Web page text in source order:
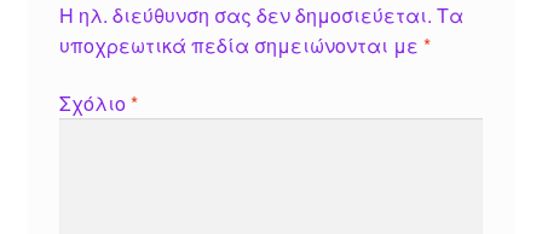
Η ηλ. διεύθυνση σας δεν δημοσιεύεται. Τα
υποχρεωτικά πεδία σημειώνονται με *
Σχόλιο*